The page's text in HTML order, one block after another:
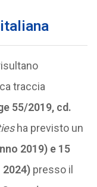
traccia
55/2019, cd.
ha previsto un
2019) e 15
2024)presso il